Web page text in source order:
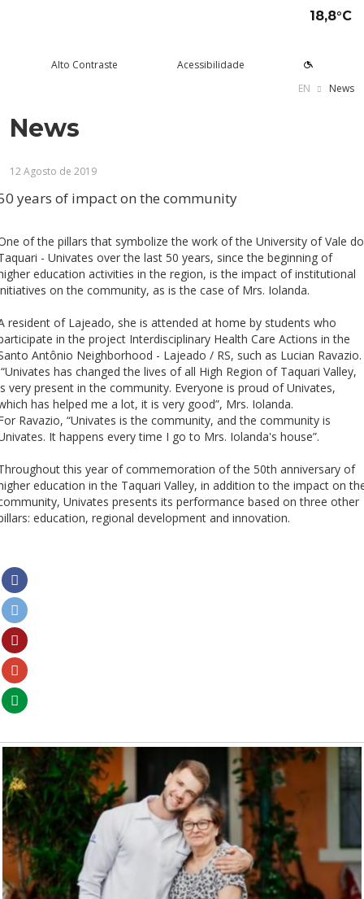
18,8°C
aqui
de ingresso
e bolsas
que a Univates?
Univates
Presencial
a Distância - EAD
e Doutorados
Crie
de Idiomas
Médicas
Mantenedora
Virtual
Institucional
Conosco
e Inovação
da Inovação
Tecnológica da
- Inovates
e Projetos de
Pedagógica Externa
e Lazer
Univates
Univates
e Saúde
Culturais
& Você - Comunidade
Gustavo Adolfo
Alto Contraste
Acessibilidade
EN
News
News
12 Agosto de 2019
years of impact on the community
of the pillars that symbolize the work of the University of Vale do
- Univates over the last 50 years, since the beginning of
education activities in the region, is the impact of institutional
on the community, as is the case of Mrs. Iolanda.
resident of Lajeado, she is attended at home by students who
in the project Interdisciplinary Health Care Actions in the
Antônio Neighborhood - Lajeado / RS, such as Lucian Ravazio.
has changed the lives of all High Region of Taquari Valley,
very present in the community. Everyone is proud of Univates,
has helped me a lot, it is very good”, Mrs. Iolanda.
Ravazio, “Univates is the community, and the community is
It happens every time I go to Mrs. Iolanda's house”.
this year of commemoration of the 50th anniversary of
education in the Taquari Valley, in addition to the impact on
Univates presents its performance based on three other
education, regional development and innovation.